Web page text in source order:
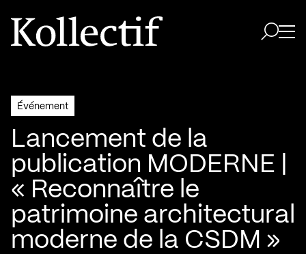
Aller à la page d'accueil
Logo Kollectif
Événement
Lancement de la
publication MODERNE |
« Reconnaître le
patrimoine architectural
moderne de la CSDM »